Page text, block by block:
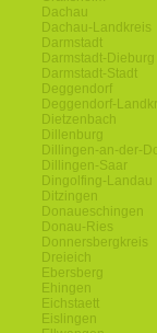
Dachau
Dachau-Landkreis
Darmstadt
Darmstadt-Dieburg
Darmstadt-Stadt
Deggendorf
Deggendorf-
Dietzenbach
Dillenburg
Dillingen-an-der-
Dillingen-Saar
Dingolfing-Landau
Ditzingen
Donaueschingen
Donau-Ries
Donnersbergkreis
Dreieich
Ebersberg
Ehingen
Eichstaett
Eislingen